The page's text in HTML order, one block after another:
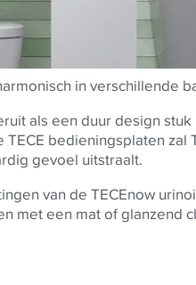
in verschillende
als een duur design
TECE bedieningsplaten
gevoel uitstraalt.
van de TECEnow
met een mat of glanzend